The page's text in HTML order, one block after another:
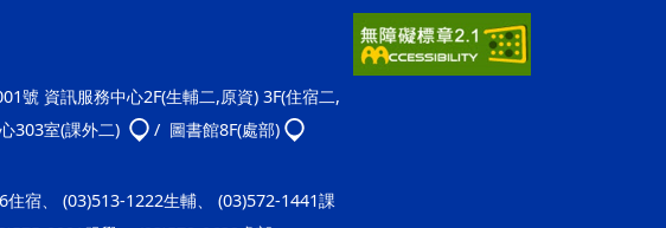
號 資訊服務中心2F(生輔二,原資) 3F(住宿二,
303室(課外二)
/ 圖書館8F(處部)
宿、 (03)513-1222生輔、 (03)572-1441課